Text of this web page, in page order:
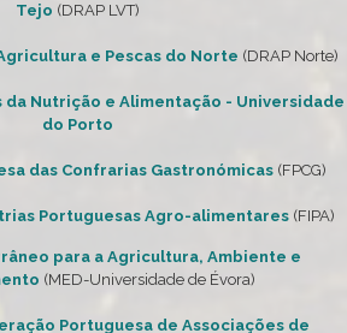
Tejo (DRAP LVT)
e Pescas do Norte (DRAP Norte)
da Nutrição e Alimentação - Universidade
do Porto
das Confrarias Gastronómicas (FPCG)
Portuguesas Agro-alimentares (FIPA)
para a Agricultura, Ambiente e
(MED-Universidade de Évora)
Portuguesa de Associações de